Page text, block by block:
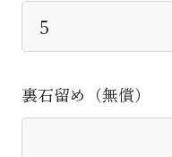
裏石留め（無償）